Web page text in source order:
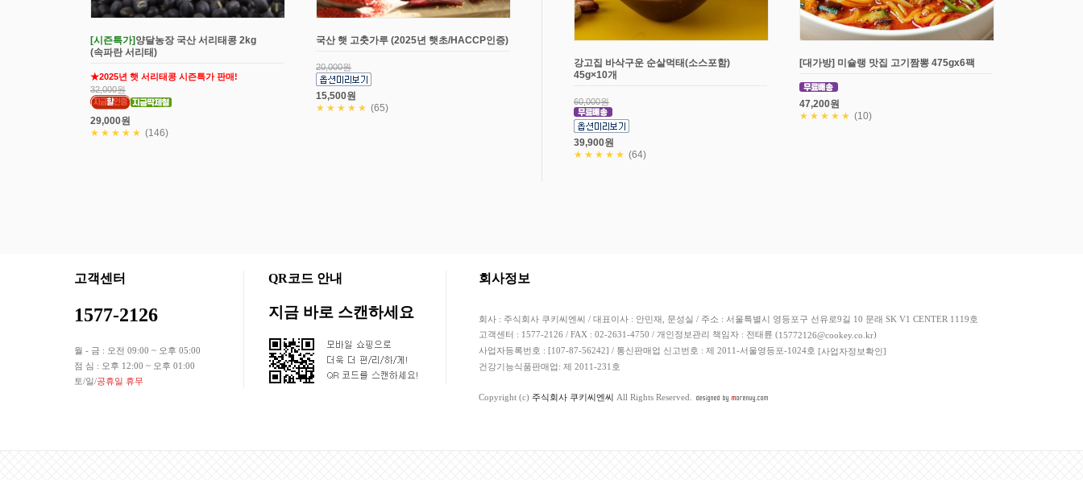
[시즌특가] 양달농장 국산 서리태콩 2kg
(속파란 서리태)
★2025년 햇 서리태콩 시즌특가 판매!
32,000원
29,000원
★★★★★ (146)
국산 햇 고춧가루 (2025년 햇초/HACCP인증)
20,000원
15,500원
★★★★★ (65)
강고집 바삭구운 순살먹태(소스포함)
45g×10개
60,000원
39,900원
★★★★★ (64)
[대가방] 미슐랭 맛집 고기짬뽕 475gx6팩
47,200원
★★★★★ (10)
고객센터
1577-2126
월 - 금 : 오전 09:00 ~ 오후 05:00
점 심 : 오후 12:00 ~ 오후 01:00
토/일/공휴일 휴무
QR코드 안내
지금 바로 스캔하세요
회사정보
회사 : 주식회사 쿠키씨엔씨 / 대표이사 : 안민재, 문성실 / 주소 : 서울특별시 영등포구 선유로9길 10 문래 SK V1 CENTER 1119호
고객센터 : 1577-2126 / FAX : 02-2631-4750 / 개인정보관리 책임자 : 전태륜 (15772126@cookey.co.kr)
사업자등록번호 : [107-87-56242] / 통신판매업 신고번호 : 제 2011-서울영등포-1024호 [사업자정보확인]
건강기능식품판매업: 제 2011-231호
Copyright (c) 주식회사 쿠키씨엔씨 All Rights Reserved.